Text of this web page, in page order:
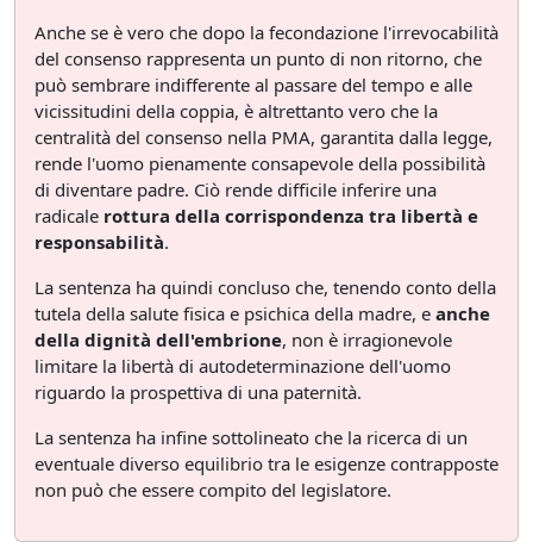
Anche se è vero che dopo la fecondazione l'irrevocabilità
del consenso rappresenta un punto di non ritorno, che
può sembrare indifferente al passare del tempo e alle
vicissitudini della coppia, è altrettanto vero che la
centralità del consenso nella PMA, garantita dalla legge,
rende l'uomo pienamente consapevole della possibilità
di diventare padre. Ciò rende difficile inferire una
radicale rottura della corrispondenza tra libertà e
responsabilità.
La sentenza ha quindi concluso che, tenendo conto della
tutela della salute fisica e psichica della madre, e anche
della dignità dell'embrione, non è irragionevole
limitare la libertà di autodeterminazione dell'uomo
riguardo la prospettiva di una paternità.
La sentenza ha infine sottolineato che la ricerca di un
eventuale diverso equilibrio tra le esigenze contrapposte
non può che essere compito del legislatore.